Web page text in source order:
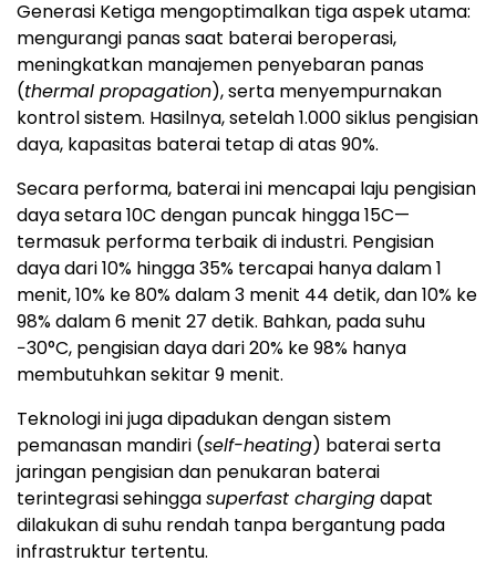
Generasi Ketiga mengoptimalkan tiga aspek utama:
mengurangi panas saat baterai beroperasi,
meningkatkan manajemen penyebaran panas
(thermal propagation), serta menyempurnakan
kontrol sistem. Hasilnya, setelah 1.000 siklus pengisian
daya, kapasitas baterai tetap di atas 90%.
Secara performa, baterai ini mencapai laju pengisian
daya setara 10C dengan puncak hingga 15C—
termasuk performa terbaik di industri. Pengisian
daya dari 10% hingga 35% tercapai hanya dalam 1
menit, 10% ke 80% dalam 3 menit 44 detik, dan 10% ke
98% dalam 6 menit 27 detik. Bahkan, pada suhu
−30°C, pengisian daya dari 20% ke 98% hanya
membutuhkan sekitar 9 menit.
Teknologi ini juga dipadukan dengan sistem
pemanasan mandiri (self-heating) baterai serta
jaringan pengisian dan penukaran baterai
terintegrasi sehinggasuperfast chargingdapat
dilakukan di suhu rendah tanpa bergantung pada
infrastruktur tertentu.